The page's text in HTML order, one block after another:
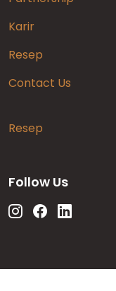
Karir
Resep
Contact Us
Resep
Follow Us